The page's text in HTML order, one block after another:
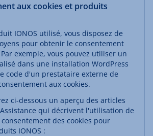
aux cookies et produits
IONOS utilisé, vous disposez de
pour obtenir le consentement
exemple, vous pouvez utiliser un
dans une installation WordPress
code d'un prestataire externe de
aux cookies.
ci-dessous un aperçu des articles
qui décrivent l'utilisation de
des cookies pour
IONOS :